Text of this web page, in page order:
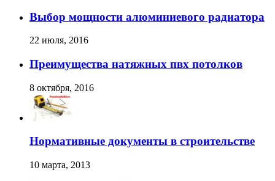
Выбор мощности алюминиевого радиатора
22 июля, 2016
Преимущества натяжных пвх потолков
8 октября, 2016
Нормативные документы в строительстве
10 марта, 2013